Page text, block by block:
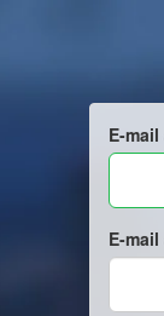
E-
E-mail